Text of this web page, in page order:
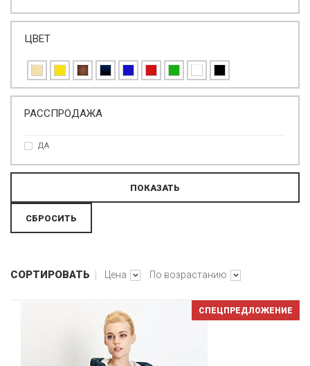
ЦВЕТ
РАССПРОДАЖА
ДА
СОРТИРОВАТЬ Цена По возрастанию
СПЕЦПРЕДЛОЖЕНИЕ